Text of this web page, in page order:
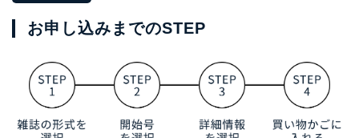
お申し込みまでのSTEP